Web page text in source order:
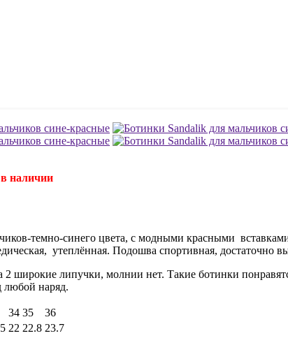
наличии
темно-синего цвета, с модными красными
утеплённая. Подошва спортивная, достаточно
2 широкие липучки, молнии нет. Такие ботинки
наряд.
34 35
36
22 22.8 23.7